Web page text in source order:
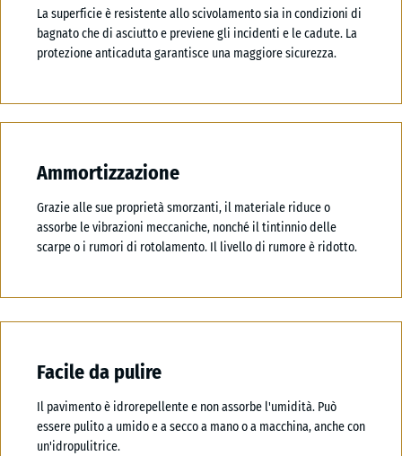
La superficie è resistente allo scivolamento sia in condizioni di
bagnato che di asciutto e previene gli incidenti e le cadute. La
protezione anticaduta garantisce una maggiore sicurezza.
Ammortizzazione
Grazie alle sue proprietà smorzanti, il materiale riduce o
assorbe le vibrazioni meccaniche, nonché il tintinnio delle
scarpe o i rumori di rotolamento. Il livello di rumore è ridotto.
Facile da pulire
Il pavimento è idrorepellente e non assorbe l'umidità. Può
essere pulito a umido e a secco a mano o a macchina, anche con
un'idropulitrice.